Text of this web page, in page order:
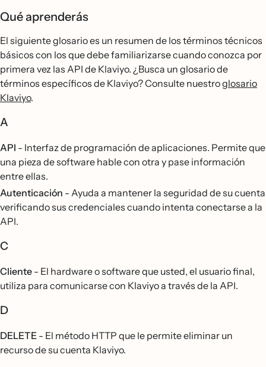
Qué aprenderás
El siguiente glosario es un resumen de los términos técnicos
básicos con los que debe familiarizarse cuando conozca por
primera vez las API de Klaviyo. ¿Busca un glosario de
términos específicos de Klaviyo? Consulte nuestroglosario
Klaviyo.
A
API - Interfaz de programación de aplicaciones. Permite que
una pieza de software hable con otra y pase información
entre ellas.
Autenticación - Ayuda a mantener la seguridad de su cuenta
verificando sus credenciales cuando intenta conectarse a la
API.
C
Cliente - El hardware o software que usted, el usuario final,
utiliza para comunicarse con Klaviyo a través de la API.
D
DELETE - El método HTTP que le permite eliminar un
recurso de su cuenta Klaviyo.